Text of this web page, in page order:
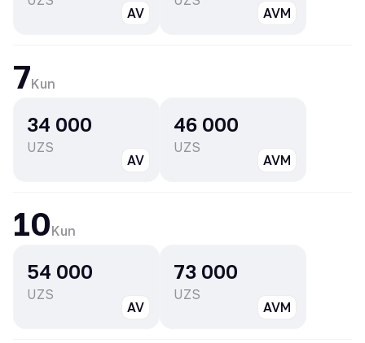
AV
AVM
7Kun
34 000
UZS
AV
46 000
UZS
AVM
10Kun
54 000
UZS
AV
73 000
UZS
AVM